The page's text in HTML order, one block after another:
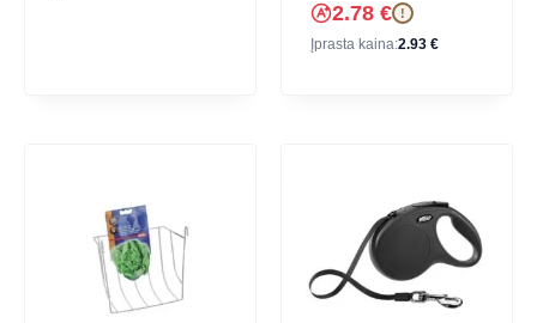
2.78 € !
Įprasta kaina:2.93 €